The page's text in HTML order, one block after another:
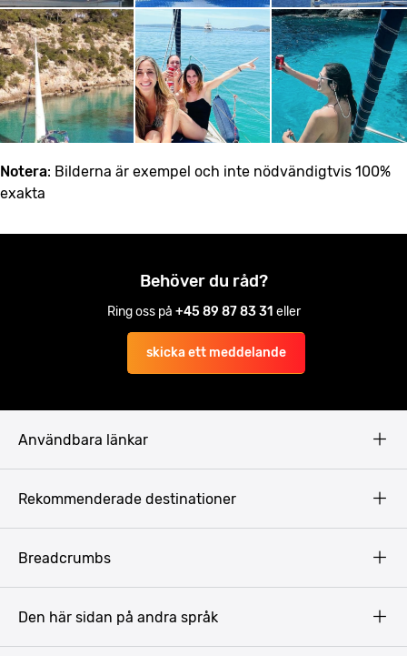
Notera: Bilderna är exempel och inte nödvändigtvis 100%
exakta
Behöver du råd?
Ring oss på +45 89 87 83 31 eller
skicka ett meddelande
Användbara länkar
Rekommenderade destinationer
Breadcrumbs
Den här sidan på andra språk